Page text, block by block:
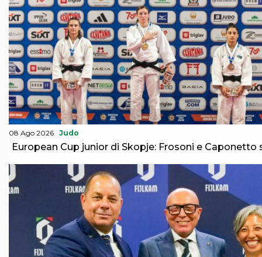
08 Ago 2026 Judo
European Cup junior di Skopje: Frosoni e Caponetto